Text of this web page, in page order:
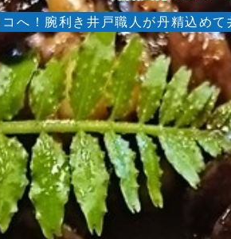
へ！腕利き井戸職人が丹精込め